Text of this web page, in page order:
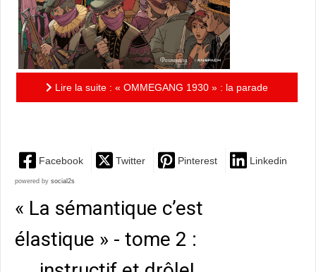
Lire la suite : « OMMEGANG 1930 » : la parade
Facebook Twitter Pinterest Linkedin
powered by social2s
« La sémantique c’est
élastique » - tome 2 :